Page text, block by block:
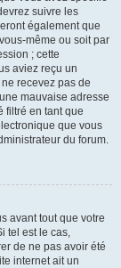
suivre les
également que
même ou soit par
; cette
aviez reçu un
recevez pas de
mauvaise adresse
filtré en tant que
que vous
du forum.
avant tout que votre
tel est le cas,
de ne pas avoir été
internet ait un